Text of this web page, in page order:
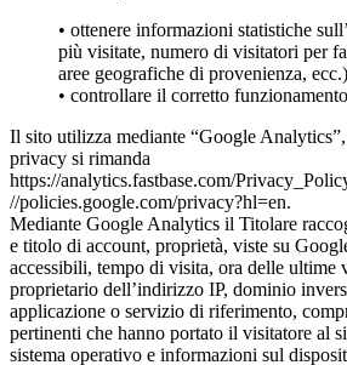
• ottenere informazioni statistiche
più visitate, numero di visitatori per
aree geografiche di provenienza,
• controllare il corretto
Il sito utilizza mediante “Google
privacy si rimanda
https://analytics.fastbase.com/
//policies.google.com/privacy?hl=en.
Mediante Google Analytics il Titolare
e titolo di account, proprietà, viste su
accessibili, tempo di visita, ora delle ultime
proprietario dell’indirizzo IP, dominio
applicazione o servizio di riferimento,
pertinenti che hanno portato il visitatore al
sistema operativo e informazioni sul